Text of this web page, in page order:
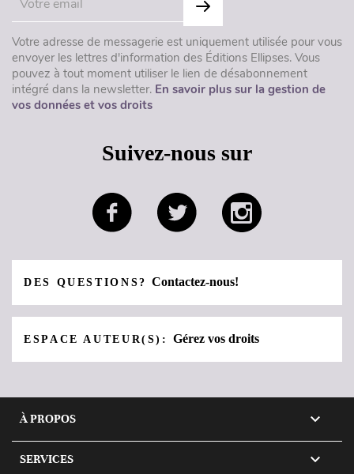
Votre adresse de messagerie est uniquement utilisée pour vous
envoyer les lettres d'information des Éditions Ellipses. Vous
pouvez à tout moment utiliser le lien de désabonnement
intégré dans la newsletter. En savoir plus sur la gestion de
vos données et vos droits
Suivez-nous sur
DES QUESTIONS?Contactez-nous!
ESPACE AUTEUR(S):Gérez vos droits
À PROPOS 
SERVICES 